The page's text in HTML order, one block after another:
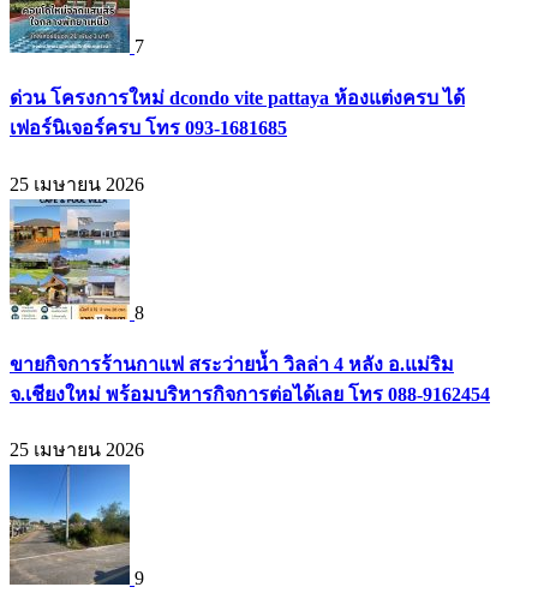
7
ด่วน โครงการใหม่ dcondo vite pattaya ห้องแต่งครบ ได้
เฟอร์นิเจอร์ครบ โทร 093-1681685
25 เมษายน 2026
8
ขายกิจการร้านกาแฟ สระว่ายน้ำ วิลล่า 4 หลัง อ.แม่ริม
จ.เชียงใหม่ พร้อมบริหารกิจการต่อได้เลย โทร 088-9162454
25 เมษายน 2026
9